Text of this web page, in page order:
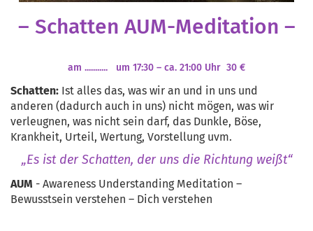
– Schatten AUM-Meditation –
am ........... um 17:30 – ca. 21:00 Uhr 30 €
Schatten: Ist alles das, was wir an und in uns und
anderen (dadurch auch in uns) nicht mögen, was wir
verleugnen, was nicht sein darf, das Dunkle, Böse,
Krankheit, Urteil, Wertung, Vorstellung uvm.
„Es ist der Schatten, der uns die Richtung weißt“
AUM - Awareness Understanding Meditation –
Bewusstsein verstehen – Dich verstehen